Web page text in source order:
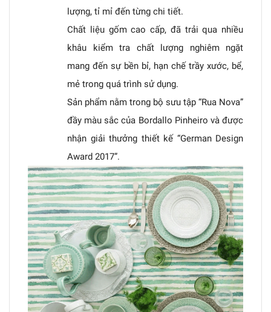
lượng, tỉ mỉ đến từng chi tiết.
Chất liệu gốm cao cấp, đã trải qua nhiều
khâu kiểm tra chất lượng nghiêm ngặt
mang đến sự bền bỉ, hạn chế trầy xước, bể,
mẻ trong quá trình sử dụng.
Sản phẩm nằm trong bộ sưu tập “Rua Nova”
đầy màu sắc của Bordallo Pinheiro và được
nhận giải thưởng thiết kế “German Design
Award 2017”.